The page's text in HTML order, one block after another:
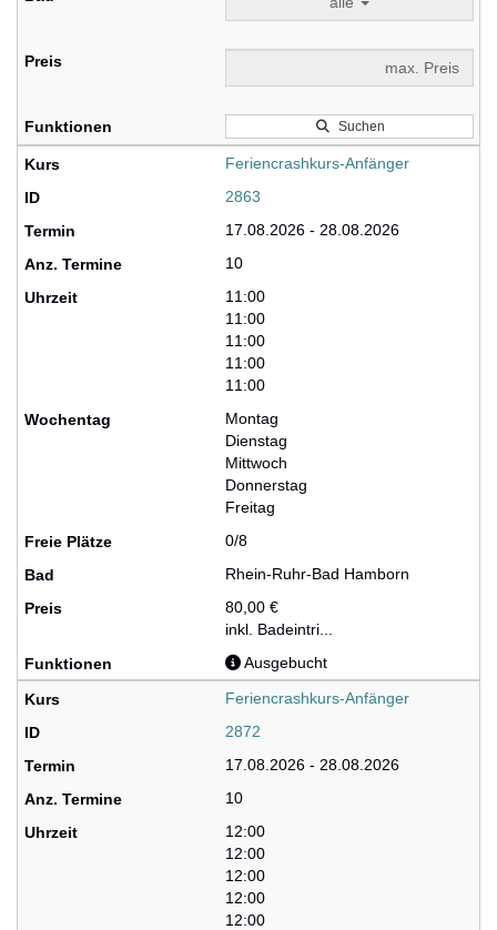
Suchen
Feriencrashkurs-Anfänger
2863
17.08.2026 - 28.08.2026
10
11:00
11:00
11:00
11:00
11:00
Montag
Dienstag
Mittwoch
Donnerstag
Freitag
0/8
Rhein-Ruhr-Bad Hamborn
80,00 €
inkl. Badeintri...
Ausgebucht
Feriencrashkurs-Anfänger
2872
17.08.2026 - 28.08.2026
10
12:00
12:00
12:00
12:00
12:00